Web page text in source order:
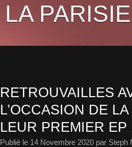
LA
RETROUVAILLES
L’OCCASION DE
LEUR PREMIER EP
Publié le 14 Novembre 2020 par Steph